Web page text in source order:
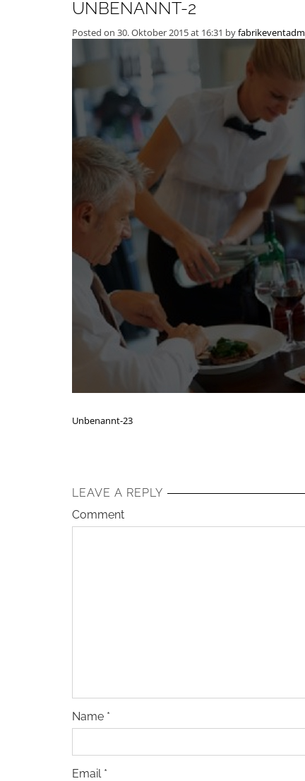
UNBENANNT-2
Posted on 30. Oktober 2015 at 16:31 byfabrikeventadm
Unbenannt-23
LEAVE A REPLY
Comment
Name *
Email *